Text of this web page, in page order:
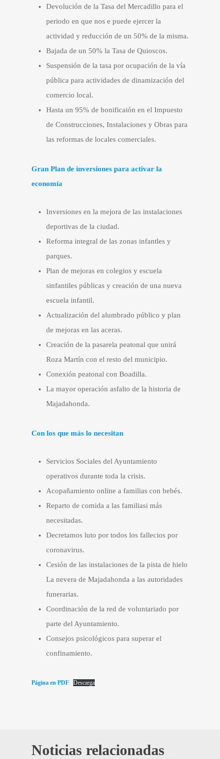
Devolución de la Tasa del Mercadillo para el
periodo en que nos e puede ejercer la
actividad y reducción de un 50% de la misma.
Bajada de un 50% la Tasa de Quioscos.
Suspensión de la tasa por ocupación de la vía
pública para actividades de dinamización del
comercio local.
Hasta un 95% de bonificaión en el Impuesto
de Construcciones, Instalaciones y Obras para
las reformas de locales comerciales.
Gran Plan de inversiones para activar la
economía
Inversiones en la mejora de las instalaciones
deportivas de la ciudad.
Reforma integral de las zonas infantles y
parques.
Plan de mejoras en colegios y escuela
sinfantiles públicas y creación de una nueva
escuela infantil.
Actualización del alumbrado público y plan
de mejoras en las aceras.
Creación de la pasarela peatonal que unirá
Roza Martín con el resto del municipio.
Conexión peatonal con Boadilla.
La mayor operación asfalto de la historia de
Majadahonda.
Con los que más lo necesitan
Servicios Sociales del Ayuntamiento
operativos durante toda la crisis.
Acopañamiento online a familias con bebés.
Reparto de comida a las familiasi más
necesitadas.
Decretamos luto por todos los fallecios por
coronavirus.
Cesión de las instalaciones de la pista de hielo
La nevera de Majadahonda a las autoridades
funerarias.
Coordinación de la red de voluntariado por
parte del Ayuntamiento.
Consejos psicológicos para superar el
confinamiento.
Página en PDF Descarga
Noticias relacionadas